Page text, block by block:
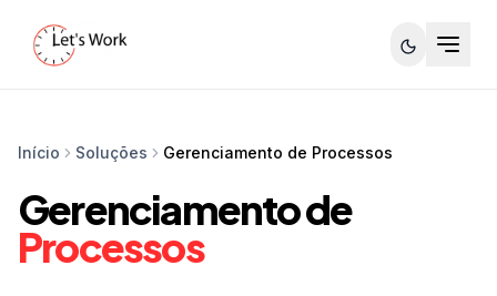
Início Soluções Gerenciamento de Processos
Gerenciamento de
Processos